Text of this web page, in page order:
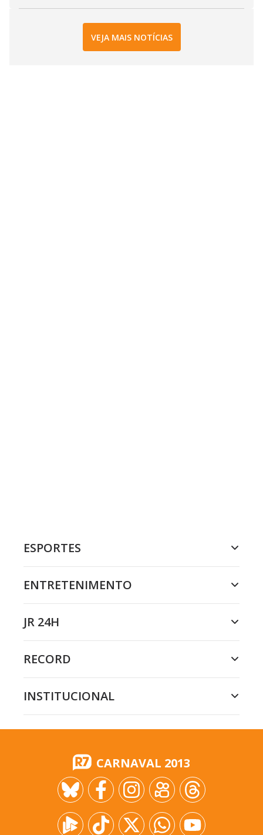
VEJA MAIS NOTÍCIAS
ESPORTES
ENTRETENIMENTO
JR 24H
RECORD
INSTITUCIONAL
CARNAVAL 2013